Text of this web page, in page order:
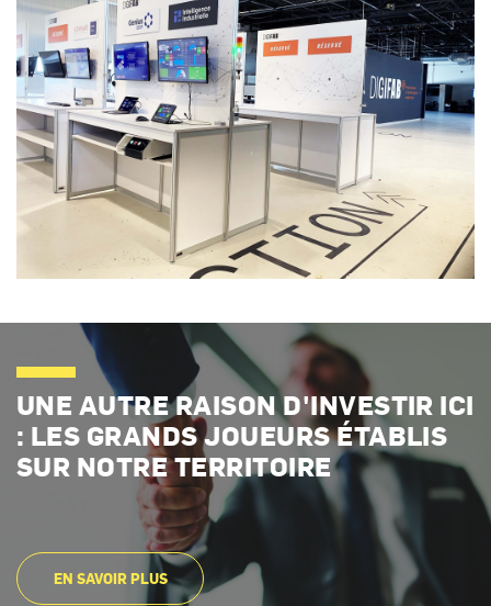
UNE AUTRE RAISON D'INVESTIR ICI
: LES GRANDS JOUEURS ÉTABLIS
SUR NOTRE TERRITOIRE
EN SAVOIR PLUS